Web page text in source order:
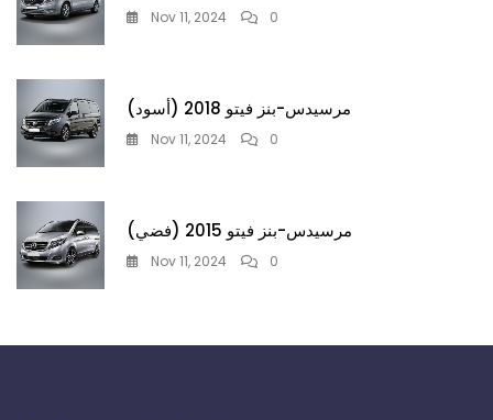
Nov 11, 2024 0
مرسيدس-بنز فيتو 2018 (أسود)
Nov 11, 2024 0
مرسيدس-بنز فيتو 2015 (فضي)
Nov 11, 2024 0